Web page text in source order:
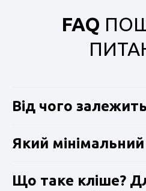
FAQ
Від чого
Який
Що таке кліше?